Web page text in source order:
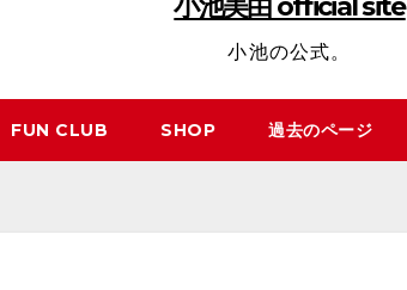
小池美由 official site
小池の公式。
FUN CLUB SHOP 過去のページ